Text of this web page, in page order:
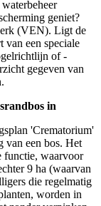
geniet?
(VEN). Ligt de
een speciale
of -
gegeven van
in
'Crematorium'
van een bos. Het
functie, waarvoor
9 ha (waarvan
die regelmatig
worden in